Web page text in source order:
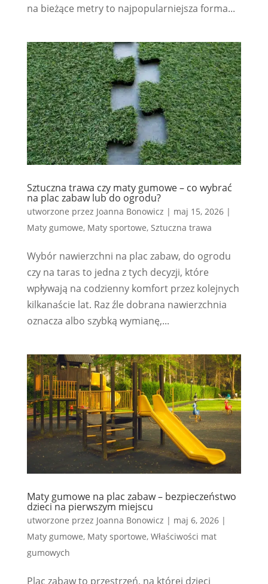
na bieżące metry to najpopularniejsza forma...
Sztuczna trawa czy maty gumowe – co wybrać
na plac zabaw lub do ogrodu?
utworzone przez Joanna Bonowicz | maj 15, 2026|
Maty gumowe, Maty sportowe, Sztuczna trawa
Wybór nawierzchni na plac zabaw, do ogrodu
czy na taras to jedna z tych decyzji, które
wpływają na codzienny komfort przez kolejnych
kilkanaście lat. Raz źle dobrana nawierzchnia
oznacza albo szybką wymianę,...
Maty gumowe na plac zabaw – bezpieczeństwo
dzieci na pierwszym miejscu
utworzone przez Joanna Bonowicz | maj 6, 2026|
Maty gumowe, Maty sportowe, Właściwości mat
gumowych
Plac zabaw to przestrzeń, na której dzieci